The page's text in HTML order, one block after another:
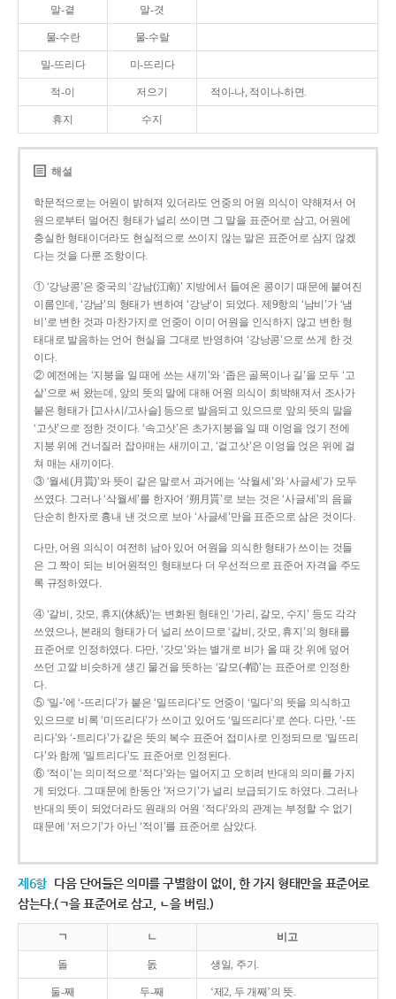
말-곁 말-겻
물-수란 물-수랄
밀-뜨리다 미-뜨리다
적-이 저으기 적이-나, 적이나-하면.
휴지 수지
해설
학문적으로는 어원이 밝혀져 있더라도 언중의 어원 의식이 약해져서 어
원으로부터 멀어진 형태가 널리 쓰이면 그 말을 표준어로 삼고, 어원에
충실한 형태이더라도 현실적으로 쓰이지 않는 말은 표준어로 삼지 않겠
다는 것을 다룬 조항이다.
① ‘강낭콩’은 중국의 ‘강남(江南)’ 지방에서 들여온 콩이기 때문에 붙여진
이름인데, ‘강남’의 형태가 변하여 ‘강낭’이 되었다. 제9항의 ‘남비’가 ‘냄
비’로 변한 것과 마찬가지로 언중이 이미 어원을 인식하지 않고 변한 형
태대로 발음하는 언어 현실을 그대로 반영하여 ‘강낭콩’으로 쓰게 한 것
이다.
② 예전에는 ‘지붕을 일 때에 쓰는 새끼’와 ‘좁은 골목이나 길’을 모두 ‘고
샅’으로 써 왔는데, 앞의 뜻의 말에 대해 어원 의식이 희박해져서 조사가
붙은 형태가 [고사시/고사슬] 등으로 발음되고 있으므로 앞의 뜻의 말을
‘고삿’으로 정한 것이다. ‘속고삿’은 초가지붕을 일 때 이엉을 얹기 전에
지붕 위에 건너질러 잡아매는 새끼이고, ‘겉고삿’은 이엉을 얹은 위에 걸
쳐 매는 새끼이다.
③ ‘월세(月貰)’와 뜻이 같은 말로서 과거에는 ‘삭월세’와 ‘사글세’가 모두
쓰였다. 그러나 ‘삭월세’를 한자어 ‘朔月貰’로 보는 것은 ‘사글세’의 음을
단순히 한자로 흉내 낸 것으로 보아 ‘사글세’만을 표준으로 삼은 것이다.
다만, 어원 의식이 여전히 남아 있어 어원을 의식한 형태가 쓰이는 것들
은 그 짝이 되는 비어원적인 형태보다 더 우선적으로 표준어 자격을 주도
록 규정하였다.
④ ‘갈비, 갓모, 휴지(休紙)’는 변화된 형태인 ‘가리, 갈모, 수지’ 등도 각각
쓰였으나, 본래의 형태가 더 널리 쓰이므로 ‘갈비, 갓모, 휴지’의 형태를
표준어로 인정하였다. 다만, ‘갓모’와는 별개로 비가 올 때 갓 위에 덮어
쓰던 고깔 비슷하게 생긴 물건을 뜻하는 ‘갈모(-帽)’는 표준어로 인정한
다.
⑤ ‘밀-’에 ‘-뜨리다’가 붙은 ‘밀뜨리다’도 언중이 ‘밀다’의 뜻을 의식하고
있으므로 비록 ‘미뜨리다’가 쓰이고 있어도 ‘밀뜨리다’로 쓴다. 다만, ‘-뜨
리다’와 ‘-트리다’가 같은 뜻의 복수 표준어 접미사로 인정되므로 ‘밀뜨리
다’와 함께 ‘밀트리다’도 표준어로 인정된다.
⑥ ‘적이’는 의미적으로 ‘적다’와는 멀어지고 오히려 반대의 의미를 가지
게 되었다. 그 때문에 한동안 ‘저으기’가 널리 보급되기도 하였다. 그러나
반대의 뜻이 되었더라도 원래의 어원 ‘적다’와의 관계는 부정할 수 없기
때문에 ‘저으기’가 아닌 ‘적이’를 표준어로 삼았다.
제6항 다음 단어들은 의미를 구별함이 없이, 한 가지 형태만을 표준어로
삼는다.(ㄱ을 표준어로 삼고, ㄴ을 버림.)
ㄱ ㄴ 비고
돌 돐 생일, 주기.
둘-째 두-째 ‘제2, 두 개째’의 뜻.